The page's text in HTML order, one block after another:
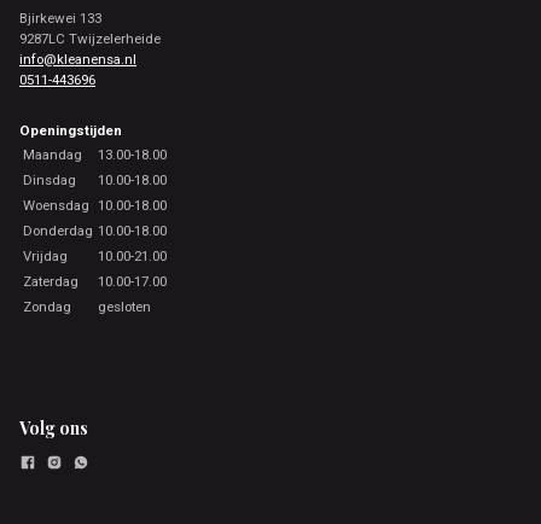
Bjirkewei 133
9287LC Twijzelerheide
info@kleanensa.nl
0511-443696
Openingstijden
Maandag
13.00-18.00
Dinsdag
10.00-18.00
Woensdag 10.00-18.00
Donderdag 10.00-18.00
Vrijdag
10.00-21.00
Zaterdag
10.00-17.00
Zondag
gesloten
Volg ons